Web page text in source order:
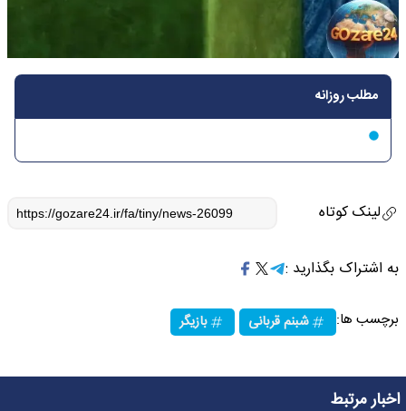
مطلب روزانه
لینک کوتاه
به اشتراک بگذارید :
برچسب ها: شبنم قربانی بازیگر
اخبار مرتبط